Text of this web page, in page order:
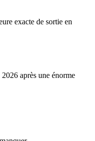
exacte de sortie en
après une énorme